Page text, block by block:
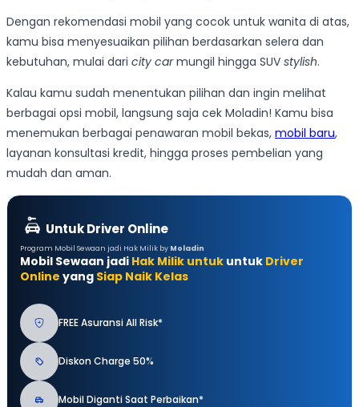
Dengan rekomendasi mobil yang cocok untuk wanita di atas,
kamu bisa menyesuaikan pilihan berdasarkan selera dan
kebutuhan, mulai dari city carmungil hingga SUV stylish.
Kalau kamu sudah menentukan pilihan dan ingin melihat
berbagai opsi mobil, langsung saja cek Moladin! Kamu bisa
menemukan berbagai penawaran mobil bekas, mobil baru,
layanan konsultasi kredit, hingga proses pembelian yang
mudah dan aman.
Untuk Driver Online
Program Mobil Sewaan jadi Hak Milik by Moladin
Mobil Sewaan jadi Hak Milik untuk untuk Driver
Online yang Siap Naik Kelas
FREE Asuransi All Risk*
Diskon Charge 50%
Mobil Diganti Saat Perbaikan*